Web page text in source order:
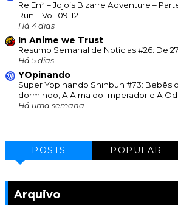
Re:En² – Jojo’s Bizarre Adventure –
Run – Vol. 09-12
Há 4 dias
In Anime we Trust
Resumo Semanal de Notícias #26: De
Há 5 dias
YOpinando
Super Yopinando Shinbun #73: Bebês
dormindo, A Alma do Imperador e A
Há uma semana
POSTS POPULAR
Arquivo